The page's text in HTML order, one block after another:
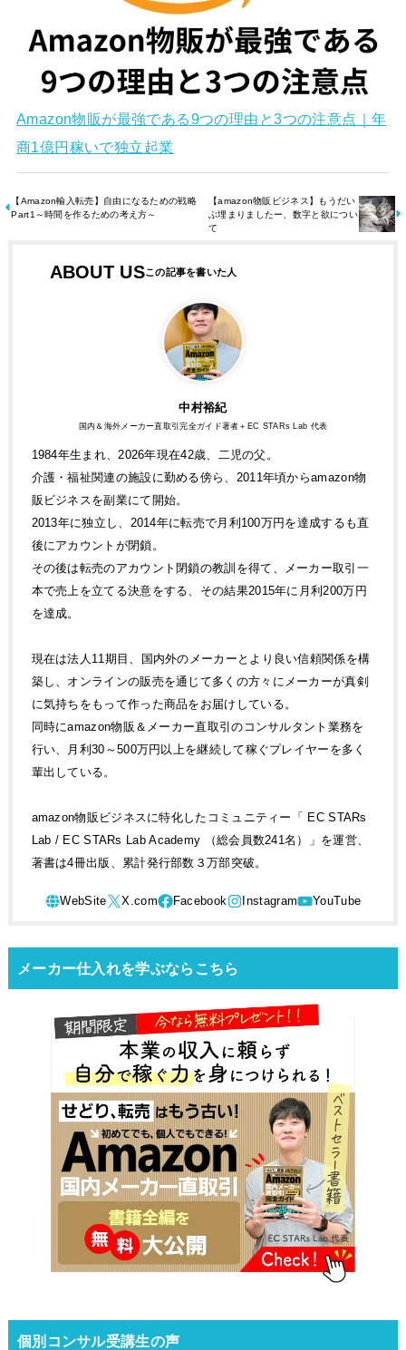
Amazon物販が最強である9つの理由と3つの注意点｜年
商1億円稼いで独立起業
【Amazon輸入転売】自由になるための戦略
Part1～時間を作るための考え方～
【amazon物販ビジネス】もうだい
ぶ埋まりましたー、数字と欲につい
て
ABOUT US
中村裕紀
国内＆海外メーカー直取引完全ガイド著者＋EC STARs Lab 代表
1984年生まれ、2026年現在42歳、二児の父。
介護・福祉関連の施設に勤める傍ら、2011年頃からamazon物
販ビジネスを副業にて開始。
2013年に独立し、2014年に転売で月利100万円を達成するも直
後にアカウントが閉鎖。
その後は転売のアカウント閉鎖の教訓を得て、メーカー取引一
本で売上を立てる決意をする、その結果2015年に月利200万円
を達成。
現在は法人11期目、国内外のメーカーとより良い信頼関係を構
築し、オンラインの販売を通じて多くの方々にメーカーが真剣
に気持ちをもって作った商品をお届けしている。
同時にamazon物販＆メーカー直取引のコンサルタント業務を
行い、月利30～500万円以上を継続して稼ぐプレイヤーを多く
輩出している。
amazon物販ビジネスに特化したコミュニティー「 EC STARs
Lab / EC STARs Lab Academy （総会員数241名）」を運営、
著書は4冊出版、累計発行部数３万部突破。
メーカー仕入れを学ぶならこちら
個別コンサル受講生の声